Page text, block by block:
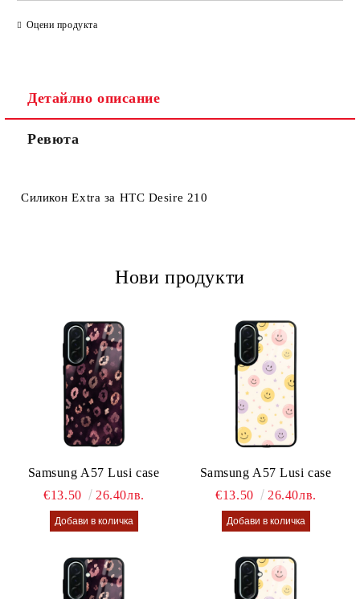
Оцени продукта
Детайлно описание
Ревюта
Силикон Extra за HTC Desire 210
Нови продукти
Samsung A57 Lusi case
€13.50
26.40лв.
Samsung A57 Lusi case
€13.50
26.40лв.